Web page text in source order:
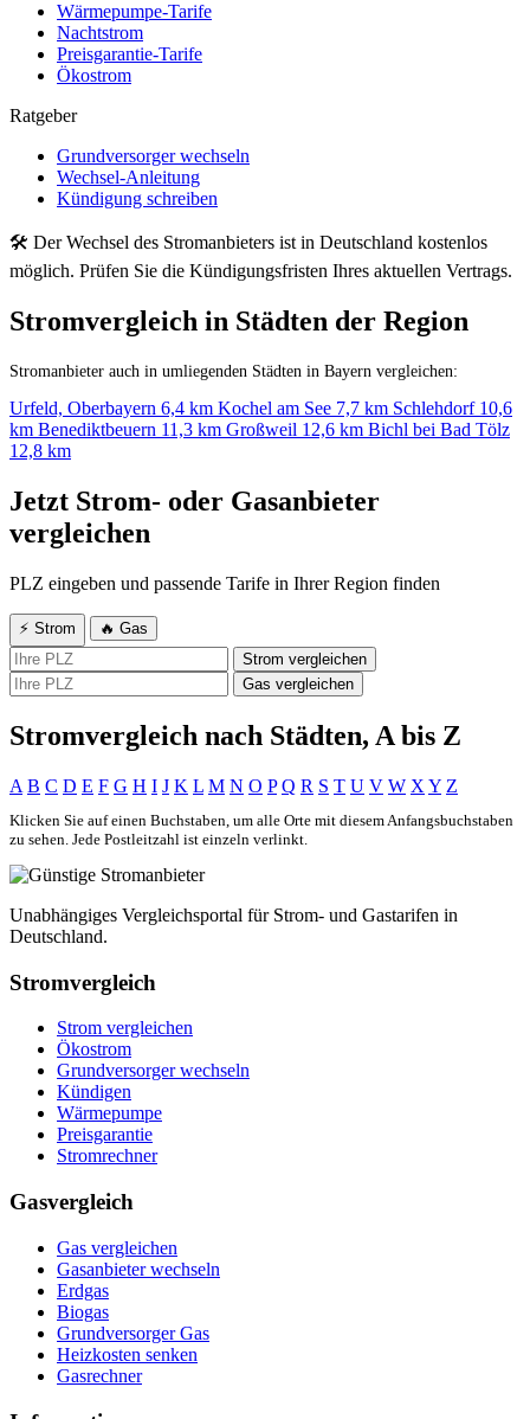
Wärmepumpe-Tarife
Nachtstrom
Preisgarantie-Tarife
Ökostrom
Ratgeber
Grundversorger wechseln
Wechsel-Anleitung
Kündigung schreiben
🛠 Der Wechsel des Stromanbieters ist in Deutschland kostenlos
möglich. Prüfen Sie die Kündigungsfristen Ihres aktuellen Vertrags.
Stromvergleich in Städten der Region
Stromanbieter auch in umliegenden Städten in Bayern vergleichen:
Urfeld, Oberbayern 6,4 km Kochel am See 7,7 km Schlehdorf 10,6
km Benediktbeuern 11,3 km Großweil 12,6 km Bichl bei Bad Tölz
12,8 km
Jetzt Strom- oder Gasanbieter
vergleichen
PLZ eingeben und passende Tarife in Ihrer Region finden
⚡ Strom
🔥 Gas
Strom vergleichen
Gas vergleichen
Stromvergleich nach Städten, A bis Z
A B C D E F G H I J K L M N O P Q R S T U V W X Y Z
Klicken Sie auf einen Buchstaben, um alle Orte mit diesem Anfangsbuchstaben
zu sehen. Jede Postleitzahl ist einzeln verlinkt.
Unabhängiges Vergleichsportal für Strom- und Gastarifen in
Deutschland.
Stromvergleich
Strom vergleichen
Ökostrom
Grundversorger wechseln
Kündigen
Wärmepumpe
Preisgarantie
Stromrechner
Gasvergleich
Gas vergleichen
Gasanbieter wechseln
Erdgas
Biogas
Grundversorger Gas
Heizkosten senken
Gasrechner